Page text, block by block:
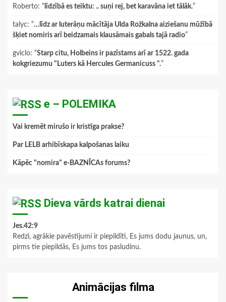
Roberto: “ līdzībā es teiktu: .. suņi rej, bet karavāna iet tālāk.”
talyc: “…līdz ar luterāņu mācītāja Ulda Rožkalna aiziešanu mūžībā
šķiet nomiris arī beidzamais klausāmais gabals tajā radio”
gviclo: “Starp citu, Holbeins ir pazīstams arī ar 1522. gada
kokgriezumu "Luters kā Hercules Germanicuss ".”
e – POLEMIKA
Vai kremēt mirušo ir kristīga prakse?
Par LELB arhibīskapa kalpošanas laiku
Kāpēc "nomira" e-BAZNĪCAs forums?
Dieva vārds katrai dienai
Jes.42:9
Redzi, agrākie pavēstījumi ir piepildīti, Es jums dodu jaunus, un,
pirms tie piepildās, Es jums tos pasludinu.
Animācijas filma